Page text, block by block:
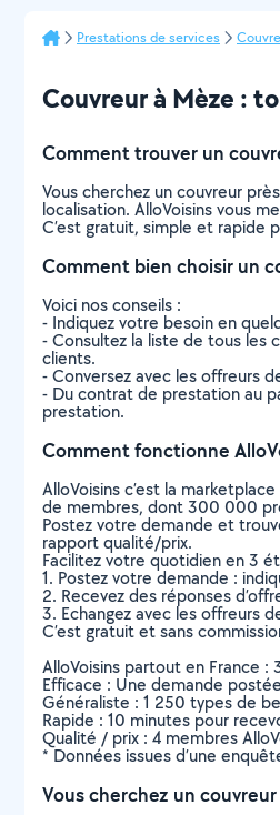
Prestations de services
Couvreur à Mèze :
Comment trouver un
Vous cherchez un couvreur
localisation. AlloVoisins vous
C’est gratuit, simple et rapide
Comment bien choisir un
Voici nos conseils :
- Indiquez votre besoin en
- Consultez la liste de tous les
clients.
- Conversez avec les offreurs
- Du contrat de prestation au
prestation.
Comment fonctionne
AlloVoisins c’est la
de membres, dont 300 000
Postez votre demande et
rapport qualité/prix.
Facilitez votre quotidien en 3
1. Postez votre demande :
2. Recevez des réponses
3. Echangez avec les offreurs
C’est gratuit et sans
AlloVoisins partout en France
Efficace : Une demande
Généraliste : 1 250 types de
Rapide : 10 minutes pour
Qualité / prix : 4 membres
* Données issues d’une
Vous cherchez un